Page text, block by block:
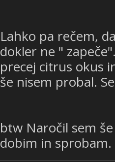
Lahko pa rečem,
dokler ne "
precej citrus okus
še nisem probal.
btw Naročil sem
dobim in sprobam.